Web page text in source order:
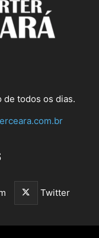
de todos os dias.
Twitter